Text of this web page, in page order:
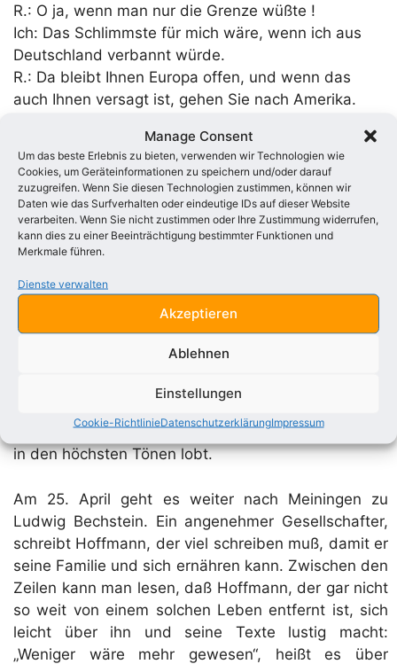
Manage Consent
Um das beste Erlebnis zu bieten, verwenden wir Technologien wie
Cookies, um Geräteinformationen zu speichern und/oder darauf
zuzugreifen. Wenn Sie diesen Technologien zustimmen, können wir
Daten wie das Surfverhalten oder eindeutige IDs auf dieser Website
verarbeiten. Wenn Sie nicht zustimmen oder Ihre Zustimmung widerrufen,
kann dies zu einer Beeinträchtigung bestimmter Funktionen und
Merkmale führen.
Dienste verwalten
Akzeptieren
Ablehnen
Einstellungen
Cookie-RichtlinieDatenschutzerklärungImpressum
R.: O ja, wenn man nur die Grenze wüßte !
Ich: Das Schlimmste für mich wäre, wenn ich aus
Deutschland verbannt würde.
R.: Da bleibt Ihnen Europa offen, und wenn das
auch Ihnen versagt ist, gehen Sie nach Amerika.
auf. Wir müssen einen deutschen Staat gründen.
Mein Söhne sollen auch hin.
So endet das Gespräch, Hoffmann lehnt die
Auswanderung als Möglichkeit ab, andere wie
Rückert und vorher schon Jakob Grimm halten
diesen Weg offenbar für naheliegend. Abends
gehen Hoffmann und sein Begleiter Sievers in den
„Englischen Hof“ zu Hildburghausen. Beide tragen
nächsten Tag besuchen sie Josef Meyer, den
deutschen Klassiker für alle Stände“, den Hoffmann
in den höchsten Tönen lobt.
Am 25. April geht es weiter nach Meiningen zu
Ludwig Bechstein. Ein angenehmer Gesellschafter,
schreibt Hoffmann, der viel schreiben muß, damit er
seine Familie und sich ernähren kann. Zwischen den
Zeilen kann man lesen, daß Hoffmann, der gar nicht
so weit von einem solchen Leben entfernt ist, sich
leicht über ihn und seine Texte lustig macht:
„Weniger wäre mehr gewesen“, heißt es über